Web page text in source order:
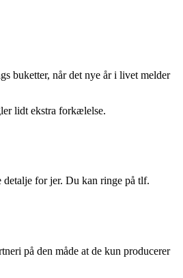
buketter, når det nye år i livet melder
lidt ekstra forkælelse.
detalje for jer. Du kan ringe på tlf.
på den måde at de kun producerer